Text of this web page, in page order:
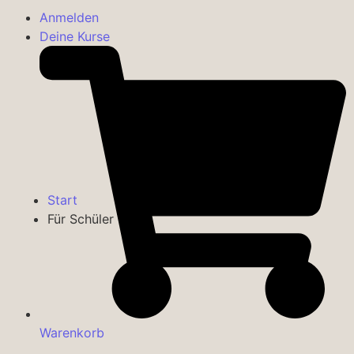
Anmelden
Deine Kurse
Warenkorb
Start
Für Schüler